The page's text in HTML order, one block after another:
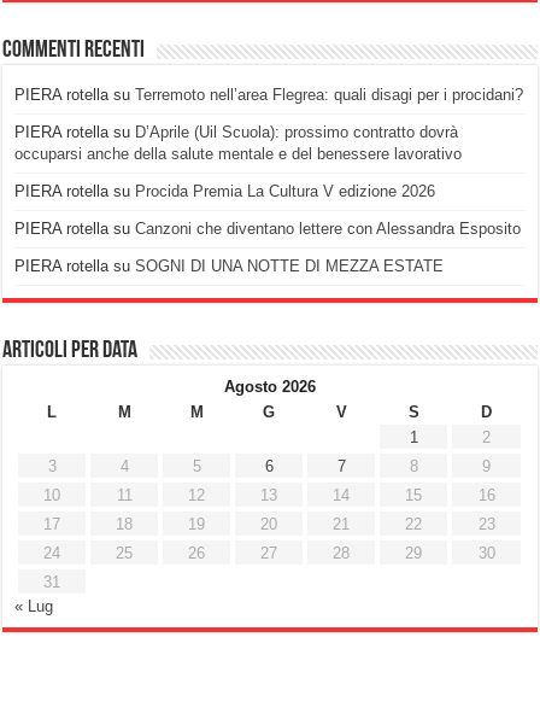
Commenti recenti
PIERA rotellasuTerremoto nell’area Flegrea: quali disagi per i procidani?
PIERA rotellasu D’Aprile (Uil Scuola): prossimo contratto dovrà
occuparsi anche della salute mentale e del benessere lavorativo
PIERA rotellasu Procida Premia La Cultura V edizione 2026
PIERA rotellasuCanzoni che diventano lettere con Alessandra Esposito
PIERA rotellasuSOGNI DI UNA NOTTE DI MEZZA ESTATE
Articoli per data
Agosto 2026
L
M M G V S
D
1
2
3
4 5 6 7 8
9
10
11 12 13 14 15
16
17
18 19 20 21 22
23
24
25 26 27 28 29
30
31
« Lug